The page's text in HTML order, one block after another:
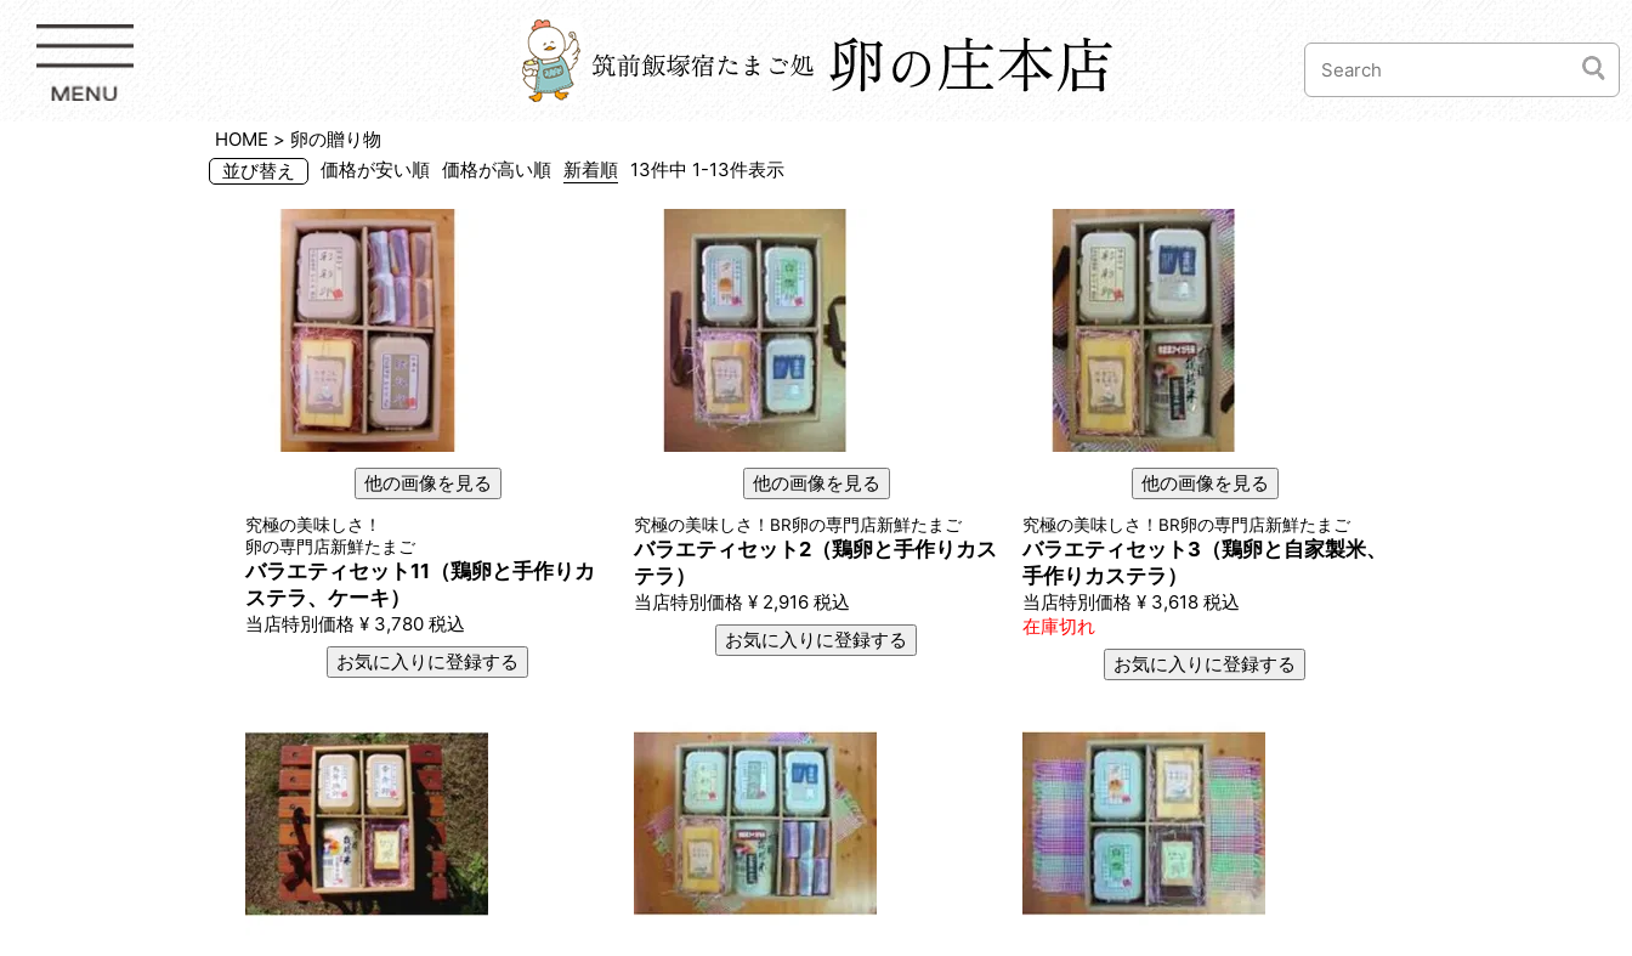
HOME
卵の贈り物
並び替え
価格が安い順 価格が高い順 新着順 13件中 1-13件表示
他の画像を見る
究極の美味しさ！
卵の専門店新鮮たまご
バラエティセット11（鶏卵と手作りカ
ステラ、ケーキ）
当店特別価格 ¥ 3,780 税込
お気に入りに登録する
他の画像を見る
究極の美味しさ！BR卵の専門店新鮮たまご
バラエティセット2（鶏卵と手作りカス
テラ）
当店特別価格 ¥ 2,916 税込
お気に入りに登録する
他の画像を見る
究極の美味しさ！BR卵の専門店新鮮たまご
バラエティセット3（鶏卵と自家製米、
手作りカステラ）
当店特別価格 ¥ 3,618 税込
在庫切れ
お気に入りに登録する